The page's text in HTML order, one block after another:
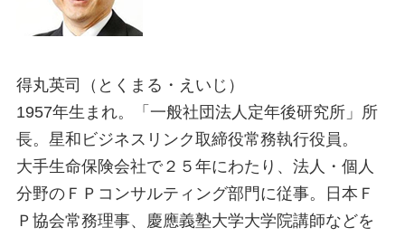
得丸英司（とくまる・えいじ）
1957年生まれ。「一般社団法人定年後研究所」所
長。星和ビジネスリンク取締役常務執行役員。
大手生命保険会社で２５年にわたり、法人・個人
分野のＦＰコンサルティング部門に従事。日本Ｆ
Ｐ協会常務理事、慶應義塾大学大学院講師などを